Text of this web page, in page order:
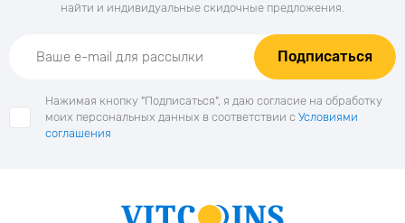
найти и индивидуальные скидочные предложения.
Подписаться
Нажимая кнопку "Подписаться", я даю согласие на обработку
моих персональных данных в соответствии с Условиями
соглашения